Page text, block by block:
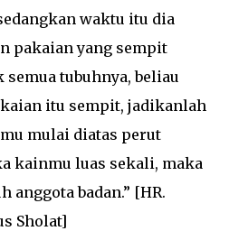
waktu itu dia
pakaian yang sempit
tubuhnya, beliau
itu sempit, jadikanlah
mulai diatas perut
kainmu luas sekali, maka
anggota badan.” [HR.
Sholat]